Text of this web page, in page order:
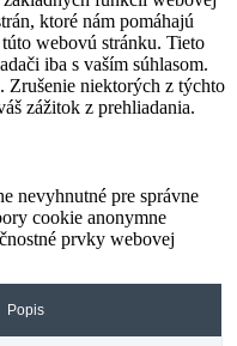
ktoré nám pomáhajú
webovú stránku. Tieto
iba s vaším súhlasom.
Zrušenie niektorých z týchto
zážitok z prehliadania.
nevyhnutné pre správne
cookie anonymne
prvky webovej
Popis